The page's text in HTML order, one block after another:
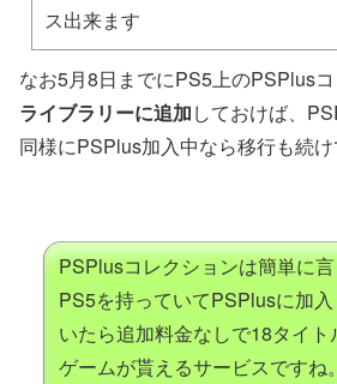
ス出来ます
なお5月8日までにPS5上のPSPlus
ライブラリーに追加しておけば、
同様にPSPlus加入中なら移行も続け
PSPlusコレクションは簡単に
PS5を持っていてPSPlusに加入
いたら追加料金なしで18タイト
ゲームが貰えるサービスですね